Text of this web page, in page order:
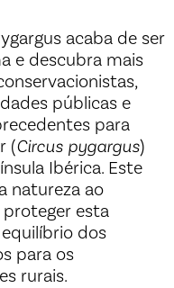
acaba de ser
e descubra mais
públicas e
para
(Circus pygargus)
Ibérica. Este
natureza ao
esta
dos
para os
rurais.